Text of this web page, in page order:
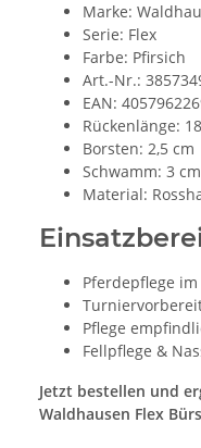
Marke:
Serie: Flex
Farbe: Pfirsich
Art.-Nr.:
EAN:
Rückenlänge:
Borsten: 2,5 cm
Schwamm: 3 cm
Material:
Pferdepflege im
Pflege
Fellpflege &
Jetzt bestellen und
Waldhausen Flex